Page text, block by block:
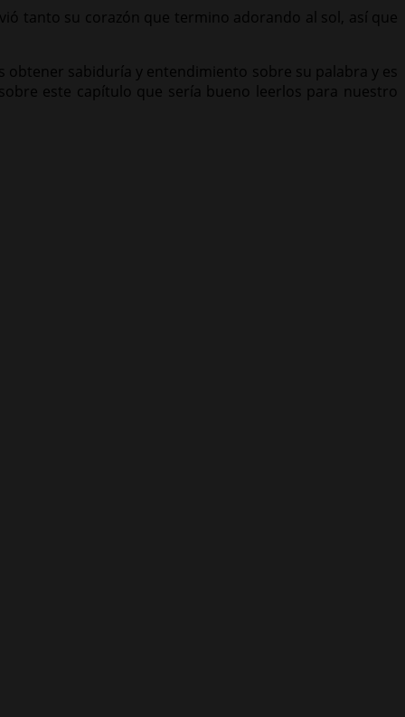
tanto su corazón que termino adorando al sol, así que
sabiduría y entendimiento sobre su palabra y es
este capítulo que sería bueno leerlos para nuestro